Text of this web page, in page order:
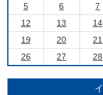
5
6 7
12
13 14
19
20 21
26
27 28